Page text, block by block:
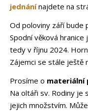
jednání najdete na
Od poloviny září bude
Spodní věková
tedy v říjnu 2024.
Zájemci se stále ještě
Prosíme o materiální
Na oltáři sv. Rodiny je
jejich množstvím.